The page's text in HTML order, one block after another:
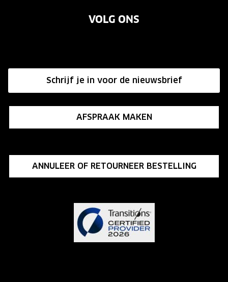
Annuleer of retourneer een bestelling
Influencer programma
VOLG ONS
Schrijf je in voor de nieuwsbrief
AFSPRAAK MAKEN
ANNULEER OF RETOURNEER BESTELLING